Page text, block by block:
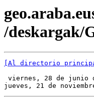
/deskargak/
[Al directorio
viernes, 28 de
jueves, 21 de